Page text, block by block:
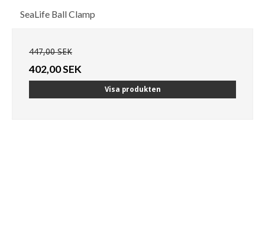
SeaLife Ball Clamp
447,00 SEK
402,00 SEK
Visa produkten